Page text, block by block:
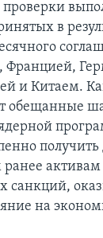
проверки
в
Францией,
и Китаем.
обещанные
получить
активам
санкций,
на